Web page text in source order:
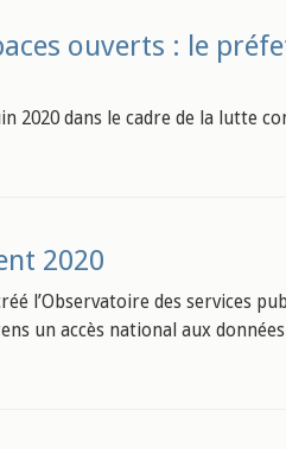
ouverts : le
2020 dans le cadre de la lutte
2020
l’Observatoire des services
un accès national aux